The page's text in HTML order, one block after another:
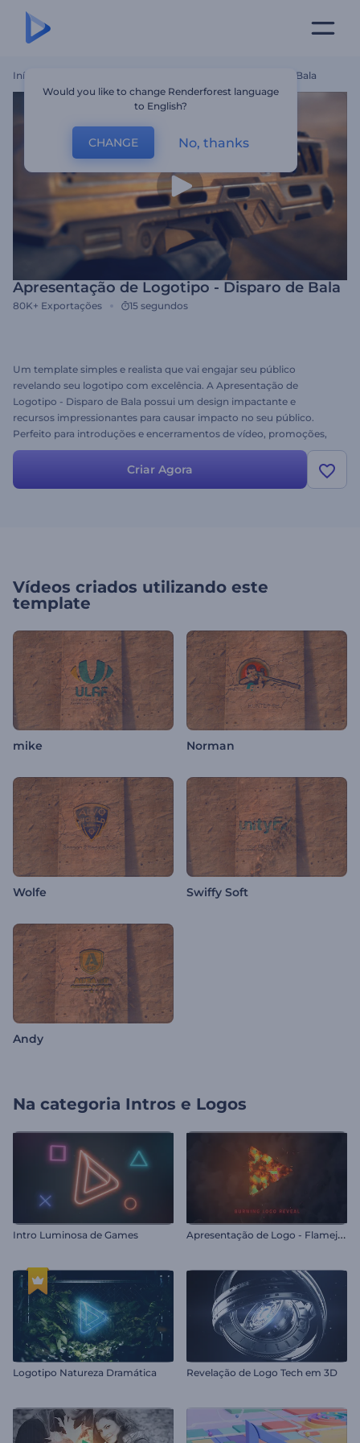
Início Apresentação De Logotipo - Disparo De Bala
Apresentação de Logotipo - Disparo de Bala
80K+ Exportações 15 segundos
Um template simples e realista que vai engajar seu público
revelando seu logotipo com excelência. A Apresentação de
Logotipo - Disparo de Bala possui um design impactante e
recursos impressionantes para causar impacto no seu público.
Perfeito para introduções e encerramentos de vídeo, promoções,
anúncios comerciais, projetos de segurança e mais. Insira seu
logotipo e obtenha sua animação. Experimente grátis!
Criar Agora
Vídeos criados utilizando este
template
mike Norman
Wolfe Swiffy Soft
Andy
Na categoria Intros e Logos
Intro Luminosa de Games A
presentação de Logo - Flamejante
Logotipo Natureza Dramática Revelação de Logo Tech em 3D
Would you like to change Renderforest language
to English?
CHANGE No, thanks